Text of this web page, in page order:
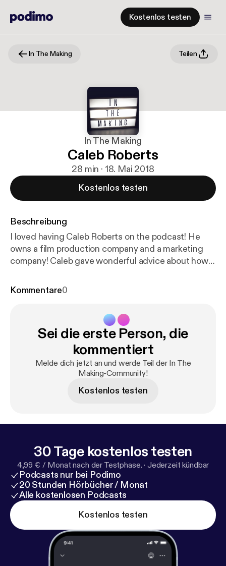
Kostenlos testen
In The Making Teilen
In The Making
Caleb Roberts
28 min · 18. Mai 2018
Kostenlos testen
Beschreibung
I loved having Caleb Roberts on the podcast! He
owns a film production company and a marketing
company! Caleb gave wonderful advice about how
keep the big picture in mind. He is an extremely
gwgweddings.com & gwgfilms.com
Kommentare0
Sei die erste Person, die
kommentiert
Melde dich jetzt an und werde Teil der In The
Making-Community!
Kostenlos testen
30 Tage kostenlos testen
4,99 € / Monat nach der Testphase. · Jederzeit kündbar
Podcasts nur bei Podimo
20 Stunden Hörbücher / Monat
Alle kostenlosen Podcasts
Kostenlos testen